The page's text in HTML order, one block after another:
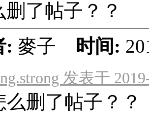
删了帖子？？
: 麥子 时间:
发表于
么删了帖子？？